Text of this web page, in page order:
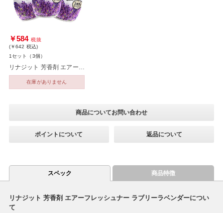
￥584 税抜
(￥642 税込)
1セット（3個）
在庫がありません
商品についてお問い合わせ
ポイントについて 返品について
スペック 商品特徴
リナジット 芳香剤 エアーフレッシュナー ラブリーラベンダーについ
て